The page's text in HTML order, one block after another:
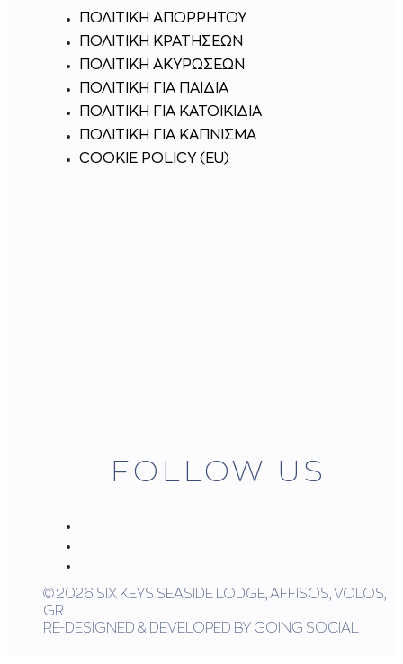
ΠΟΛΙΤΙΚΗ ΑΠΟΡΡΗΤΟΥ
ΠΟΛΙΤΙΚΗ ΚΡΑΤΗΣΕΩΝ
ΠΟΛΙΤΙΚΉ ΑΚΥΡΏΣΕΩΝ
ΠΟΛΙΤΙΚΗ ΓΙΑ ΠΑΙΔΙΑ
ΠΟΛΙΤΙΚΗ ΓΙΑ ΚΑΤΟΙΚΙΔΙΑ
ΠΟΛΙΤΙΚΗ ΓΙΑ ΚΑΠΝΙΣΜΑ
COOKIE POLICY (EU)
FOLLOW US
© 2026 SIX KEYS SEASIDE LODGE, AFFISOS, VOLOS,
GR
RE-DESIGNED & DEVELOPED BY GOING SOCIAL